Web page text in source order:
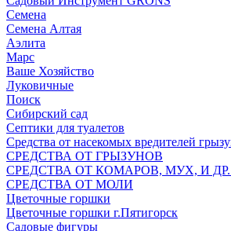
Семена
Семена Алтая
Аэлита
Марс
Ваше Хозяйство
Луковичные
Поиск
Сибирский сад
Септики для туалетов
Средства от насекомых вредителей
СPEДСТВА ОТ ГРЫЗУНОВ
СРЕДСТВА ОТ КОМАРОВ, МУХ, И
СРЕДСТВА ОТ МОЛИ
Цветочные горшки
Цветочные горшки г.Пятигорск
Садовые фигуры